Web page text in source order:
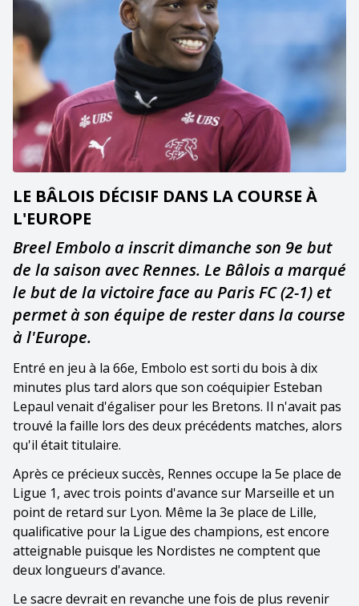
LE BÂLOIS DÉCISIF DANS LA COURSE À
L'EUROPE
Breel Embolo a inscrit dimanche son 9e but
de la saison avec Rennes. Le Bâlois a marqué
le but de la victoire face au Paris FC (2-1) et
permet à son équipe de rester dans la course
à l'Europe.
Entré en jeu à la 66e, Embolo est sorti du bois à dix
minutes plus tard alors que son coéquipier Esteban
Lepaul venait d'égaliser pour les Bretons. Il n'avait pas
trouvé la faille lors des deux précédents matches, alors
qu'il était titulaire.
Après ce précieux succès, Rennes occupe la 5e place de
Ligue 1, avec trois points d'avance sur Marseille et un
point de retard sur Lyon. Même la 3e place de Lille,
qualificative pour la Ligue des champions, est encore
atteignable puisque les Nordistes ne comptent que
deux longueurs d'avance.
Le sacre devrait en revanche une fois de plus revenir